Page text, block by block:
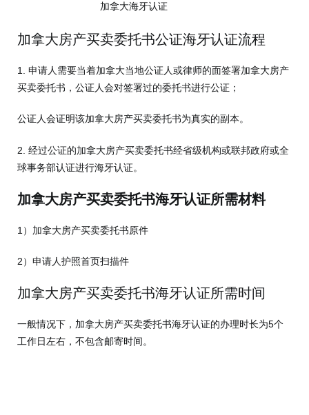
加拿大海牙认证
加拿大房产买卖委托书公证海牙认证流程
1. 申请人需要当着加拿大当地公证人或律师的面签署加拿大房产
买卖委托书，公证人会对签署过的委托书进行公证；
公证人会证明该加拿大房产买卖委托书为真实的副本。
2. 经过公证的加拿大房产买卖委托书经省级机构或联邦政府或全
球事务部认证进行海牙认证。
加拿大房产买卖委托书海牙认证所需材料
1）加拿大房产买卖委托书原件
2）申请人护照首页扫描件
加拿大房产买卖委托书海牙认证所需时间
一般情况下，加拿大房产买卖委托书海牙认证的办理时长为5个
工作日左右，不包含邮寄时间。